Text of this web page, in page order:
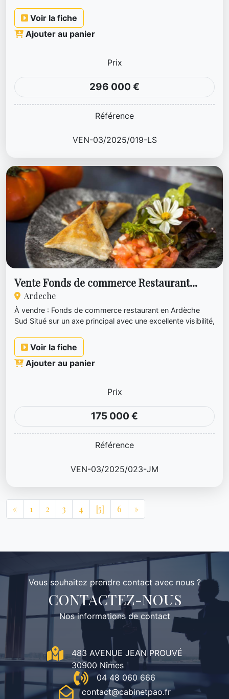
Voir la fiche
Ajouter au panier
Prix
296 000 €
Référence
VEN-03/2025/019-LS
Vente Fonds de commerce Restaurant...
Ardeche
À vendre : Fonds de commerce restaurant en Ardèche
Sud Situé sur un axe principal avec une excellente visibilité,
Voir la fiche
Ajouter au panier
Prix
175 000 €
Référence
VEN-03/2025/023-JM
« 1 2 3 4 [5] 6 »
Vous souhaitez prendre contact avec nous ?
CONTACTEZ-NOUS
Nos informations de contact
483 AVENUE JEAN PROUVÉ
30900 Nîmes
04 48 060 666
contact@cabinetpao.fr